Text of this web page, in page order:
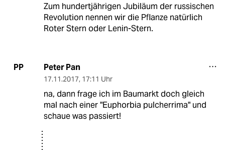
Zum hundertjährigen Jubiläum der russischen
Revolution nennen wir die Pflanze natürlich
Roter Stern oder Lenin-Stern.
PP Peter Pan
17.11.2017, 17:11 Uhr
na, dann frage ich im Baumarkt doch gleich
mal nach einer "Euphorbia pulcherrima" und
schaue was passiert!